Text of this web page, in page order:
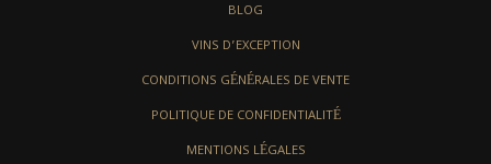
BLOG
VINS D’EXCEPTION
CONDITIONS GÉNÉRALES DE VENTE
POLITIQUE DE CONFIDENTIALITÉ
MENTIONS LÉGALES